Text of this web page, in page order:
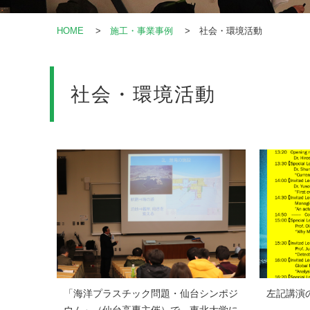
HOME > 施工・事業事例 > 社会・環境活動
社会・環境活動
「海洋プラスチック問題・仙台シンポジ
左記講演